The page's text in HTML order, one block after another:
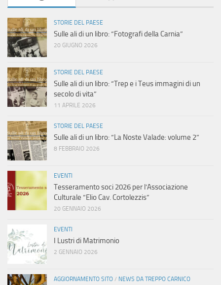
STORIE DEL PAESE
Sulle ali di un libro: “Fotografi della Carnia”
20 GIUGNO 2026
STORIE DEL PAESE
Sulle ali di un libro: “Trep e i Teus immagini di un
secolo di vita”
11 APRILE 2026
STORIE DEL PAESE
Sulle ali di un libro: “La Noste Valade: volume 2”
8 FEBBRAIO 2026
EVENTI
Tesseramento soci 2026 per l’Associazione
Culturale “Elio Cav. Cortolezzis”
20 GENNAIO 2026
EVENTI
I Lustri di Matrimonio
2 GENNAIO 2026
AGGIORNAMENTO SITO / NEWS DA TREPPO CARNICO